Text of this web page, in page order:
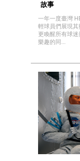
故事
一年一度臺灣
輕球員們展現
更喚醒所有球
樂趣的同...